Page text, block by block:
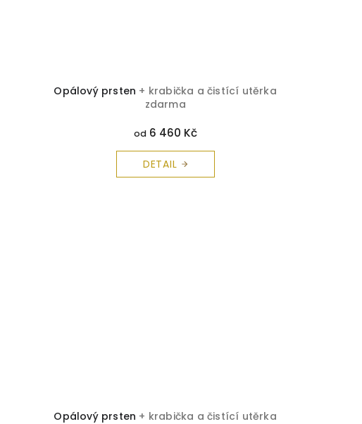
Opálový prsten + krabička a čistící utěrka
zdarma
od6 460 Kč
DETAIL
Opálový prsten + krabička a čistící utěrka